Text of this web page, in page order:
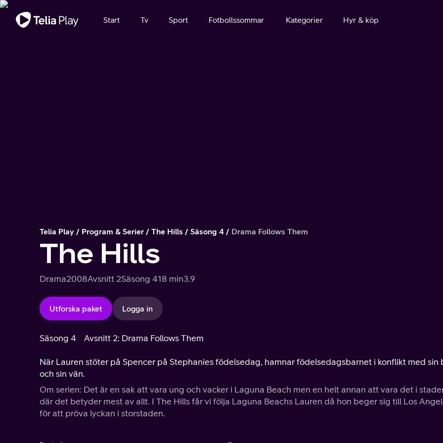
Viktigt meddelande
Start Tv Sport Fotbollssommar Kategorier Hyr & köp
Telia Play Program & Serier The Hills Säsong 4 Drama Follows Them
The Hills
Drama2008Avsnitt 2Säsong 418 min3.9
Utforska paket Logga in
Säsong 4 Avsnitt 2: Drama Follows Them
När Lauren stöter på Spencer på Stephanies födelsedag, hamnar födelsedagsbarnet i konflikt med sin
och sin vän.
Om serien: Det är en sak att vara ung och vacker i Laguna Beach men en helt annan att vara det i
där det betyder mest av allt. I The Hills får vi följa Laguna Beachs Lauren då hon beger sig till Los
för att pröva lyckan i storstaden.